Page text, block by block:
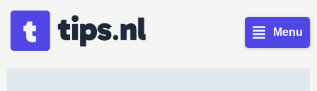
Menu